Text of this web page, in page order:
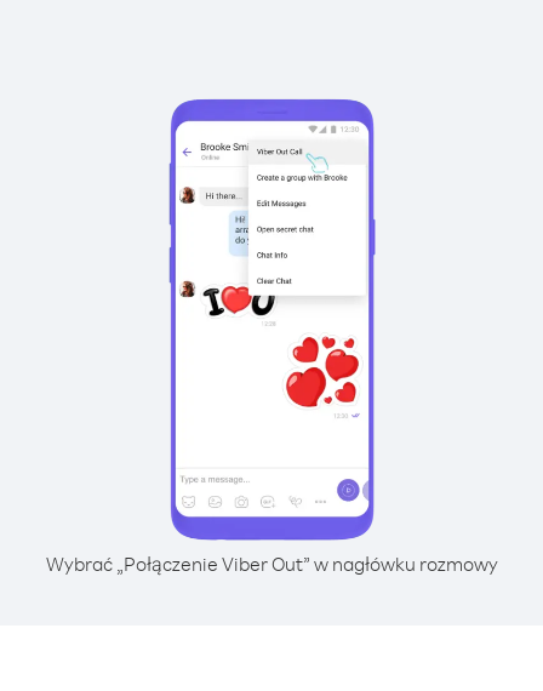
Wybrać „Połączenie Viber Out” w nagłówku rozmowy